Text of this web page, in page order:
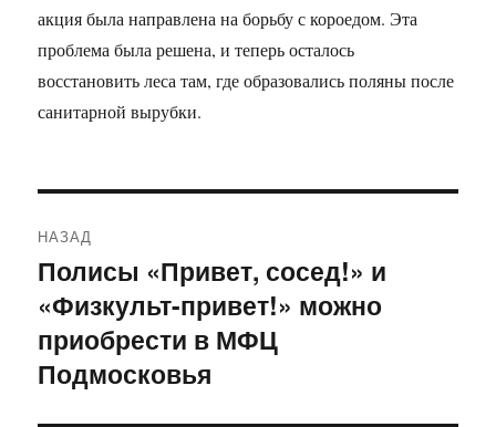
акция была направлена на борьбу с короедом. Эта
проблема была решена, и теперь осталось
восстановить леса там, где образовались поляны после
санитарной вырубки.
по
записям
НАЗАД
Предыдущая
запись:
Полисы «Привет, сосед!» и
«Физкульт-привет!» можно
приобрести в МФЦ
Подмосковья